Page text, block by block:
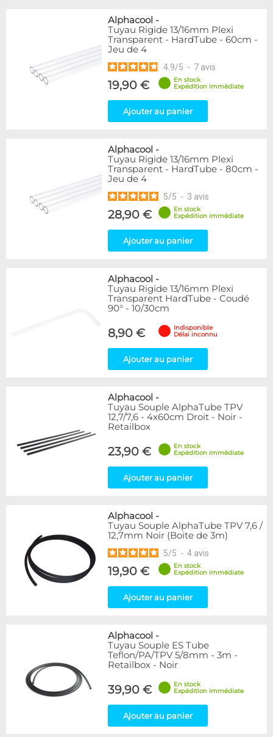
Alphacool -
Tuyau Rigide 13/16mm Plexi
Transparent - HardTube - 60cm -
Jeu de 4
4.9/5 - 7 avis
19,90 €
En stock
Expédition immédiate
Ajouter au panier
Alphacool -
Tuyau Rigide 13/16mm Plexi
Transparent - HardTube - 80cm -
Jeu de 4
5/5 - 3 avis
28,90 €
En stock
Expédition immédiate
Ajouter au panier
Alphacool -
Tuyau Rigide 13/16mm Plexi
Transparent HardTube - Coudé
90° - 10/30cm
8,90 €
Indisponible
Délai inconnu
Ajouter au panier
Alphacool -
Tuyau Souple AlphaTube TPV
12,7/7,6 - 4x60cm Droit - Noir -
Retailbox
23,90 €
En stock
Expédition immédiate
Ajouter au panier
Alphacool -
Tuyau Souple AlphaTube TPV 7,6 /
12,7mm Noir (Boite de 3m)
5/5 - 4 avis
19,90 €
En stock
Expédition immédiate
Ajouter au panier
Alphacool -
Tuyau Souple ES Tube
Teflon/PA/TPV 5/8mm - 3m -
Retailbox - Noir
39,90 €
En stock
Expédition immédiate
Ajouter au panier